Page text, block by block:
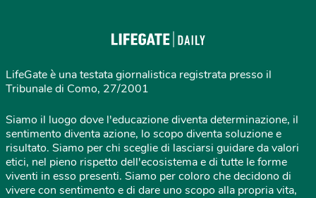
LifeGate è una testata giornalistica registrata presso il
Tribunale di Como, 27/2001
Siamo il luogo dove l'educazione diventa determinazione, il
sentimento diventa azione, lo scopo diventa soluzione e
risultato. Siamo per chi sceglie di lasciarsi guidare da valori
etici, nel pieno rispetto dell'ecosistema e di tutte le forme
viventi in esso presenti. Siamo per coloro che decidono di
vivere con sentimento e di dare uno scopo alla propria vita,